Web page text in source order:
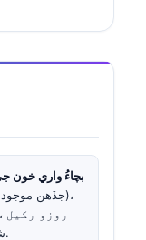
بچاءُ واري خون
گلوڪوز ۽ HbA1c شامل هئڻ گهرجن.